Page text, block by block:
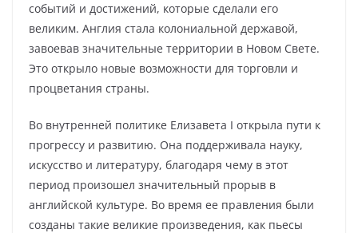
событий и достижений, которые сделали его
великим. Англия стала колониальной державой,
завоевав значительные территории в Новом Свете.
Это открыло новые возможности для торговли и
процветания страны.
Во внутренней политике Елизавета I открыла пути к
прогрессу и развитию. Она поддерживала науку,
искусство и литературу, благодаря чему в этот
период произошел значительный прорыв в
английской культуре. Во время ее правления были
созданы такие великие произведения, как пьесы